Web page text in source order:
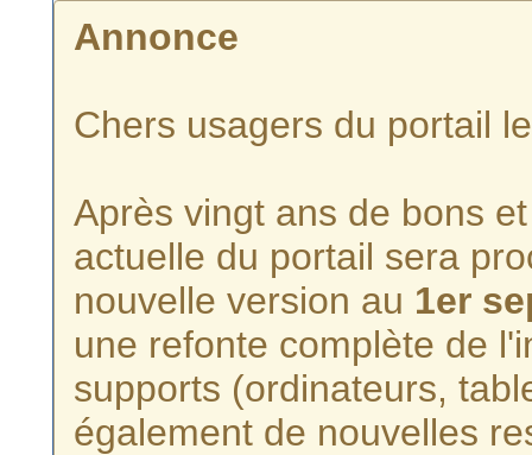
Annonce
Chers usagers du portail
Après vingt ans de bons
actuelle du portail sera
nouvelle version au 1er
une refonte complète de
supports (ordinateurs,
également de nouvelles